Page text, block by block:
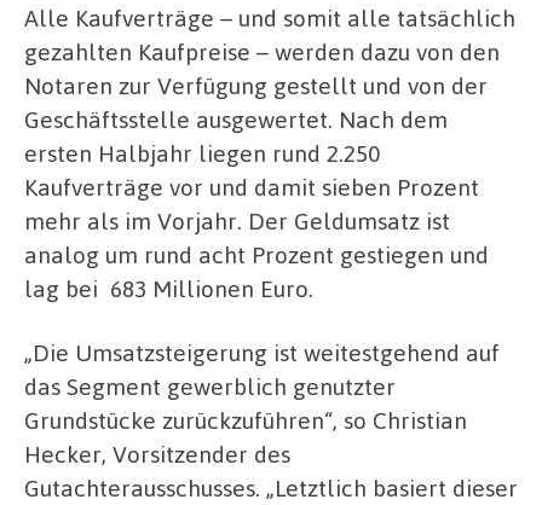
Alle Kaufverträge – und somit alle tatsächlich
gezahlten Kaufpreise – werden dazu von den
Notaren zur Verfügung gestellt und von der
Geschäftsstelle ausgewertet. Nach dem
ersten Halbjahr liegen rund 2.250
Kaufverträge vor und damit sieben Prozent
mehr als im Vorjahr. Der Geldumsatz ist
analog um rund acht Prozent gestiegen und
lag bei 683 Millionen Euro.
„Die Umsatzsteigerung ist weitestgehend auf
das Segment gewerblich genutzter
Grundstücke zurückzuführen“, so Christian
Hecker, Vorsitzender des
Gutachterausschusses. „Letztlich basiert dieser